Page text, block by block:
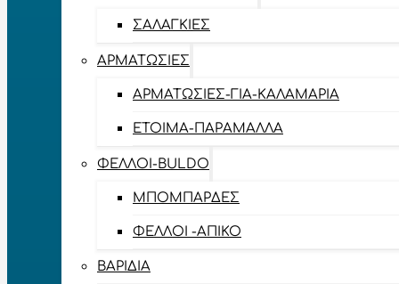
ΣΑΛΑΓΚΙΈΣ
ΑΡΜΑΤΩΣΙΈΣ
ΑΡΜΑΤΩΣΙΈΣ-ΓΙΑ-ΚΑΛΑΜΆΡΙΑ
ΈΤΟΙΜΑ-ΠΑΡΆΜΑΛΛΑ
ΦΕΛΛΟΊ-BULDO
ΜΠΟΜΠΆΡΔΕΣ
ΦΕΛΛΟΊ -ΑΠΊΚΟ
ΒΑΡΊΔΙΑ